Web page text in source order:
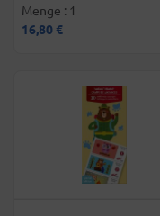
Menge : 1
16,80 €